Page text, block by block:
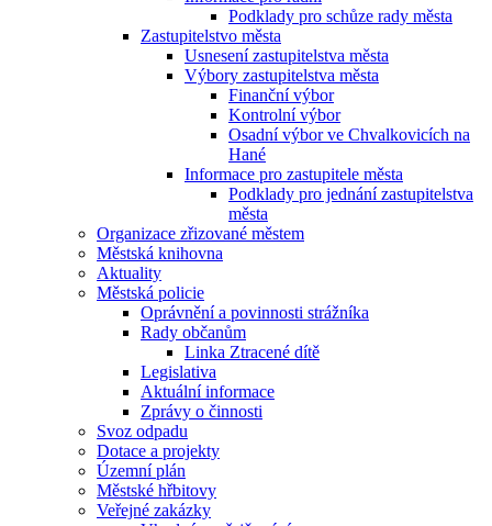
Podklady pro schůze rady města
Zastupitelstvo města
Usnesení zastupitelstva města
Výbory zastupitelstva města
Finanční výbor
Kontrolní výbor
Osadní výbor ve Chvalkovicích na
Hané
Informace pro zastupitele města
Podklady pro jednání zastupitelstva
města
Organizace zřizované městem
Městská knihovna
Aktuality
Městská policie
Oprávnění a povinnosti strážníka
Rady občanům
Linka Ztracené dítě
Legislativa
Aktuální informace
Zprávy o činnosti
Svoz odpadu
Dotace a projekty
Územní plán
Městské hřbitovy
Veřejné zakázky